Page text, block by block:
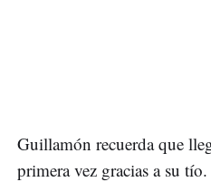
Guillamón recuerda que
primera vez gracias a su